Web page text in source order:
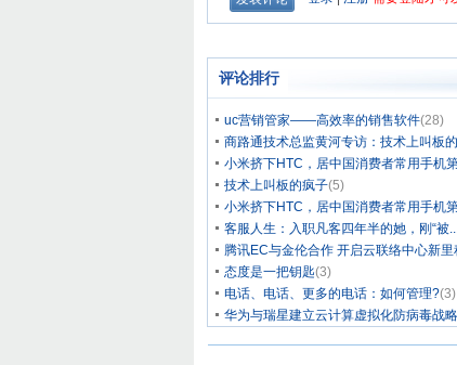
评论排行
uc营销管家——高效率的销售软件(28)
商路通技术总监黄河专访：技术上叫板
小米挤下HTC，居中国消费者常用手机
技术上叫板的疯子(5)
小米挤下HTC，居中国消费者常用手机
客服人生：入职凡客四年半的她，刚“被
腾讯EC与金伦合作 开启云联络中心新里
态度是一把钥匙(3)
电话、电话、更多的电话：如何管理?(3)
华为与瑞星建立云计算虚拟化防病毒战